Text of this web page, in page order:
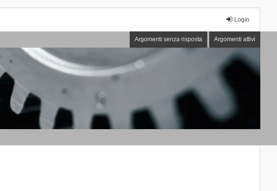
Login
Argomenti senza risposta Argomenti attivi